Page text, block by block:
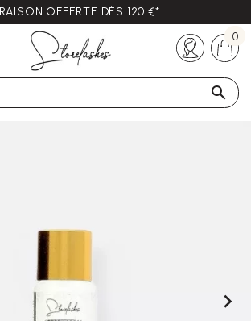
OFFERTE DÈS 120 €*
questions ?
+33 (0)5 57 21 62 94

0
